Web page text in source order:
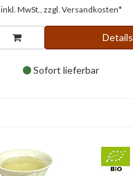
inkl. MwSt., zzgl. Versandkosten*
Details
Sofort lieferbar